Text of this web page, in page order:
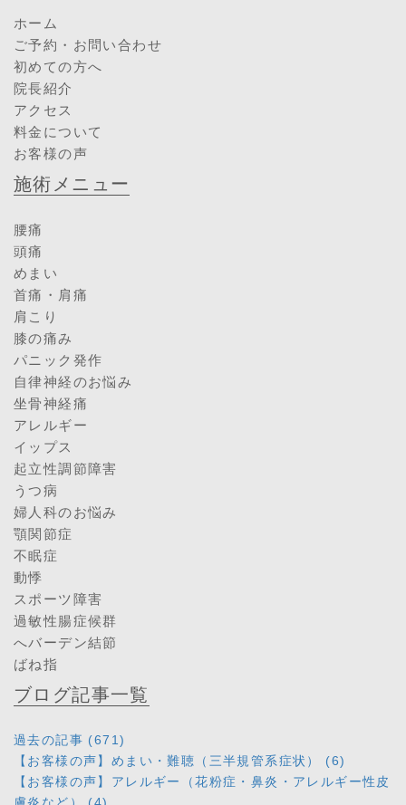
ホーム
ご予約・お問い合わせ
初めての方へ
院長紹介
アクセス
料金について
お客様の声
施術メニュー
腰痛
頭痛
めまい
首痛・肩痛
肩こり
膝の痛み
パニック発作
自律神経のお悩み
坐骨神経痛
アレルギー
イップス
起立性調節障害
うつ病
婦人科のお悩み
顎関節症
不眠症
動悸
スポーツ障害
過敏性腸症候群
へバーデン結節
ばね指
ブログ記事一覧
過去の記事 (671)
【お客様の声】めまい・難聴（三半規管系症状） (6)
【お客様の声】アレルギー（花粉症・鼻炎・アレルギー性皮
膚炎など） (4)